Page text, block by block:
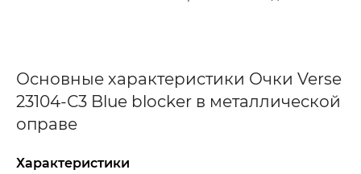
Основные характеристики Очки Verse
23104-С3 Blue blocker в металлической
оправе
Характеристики